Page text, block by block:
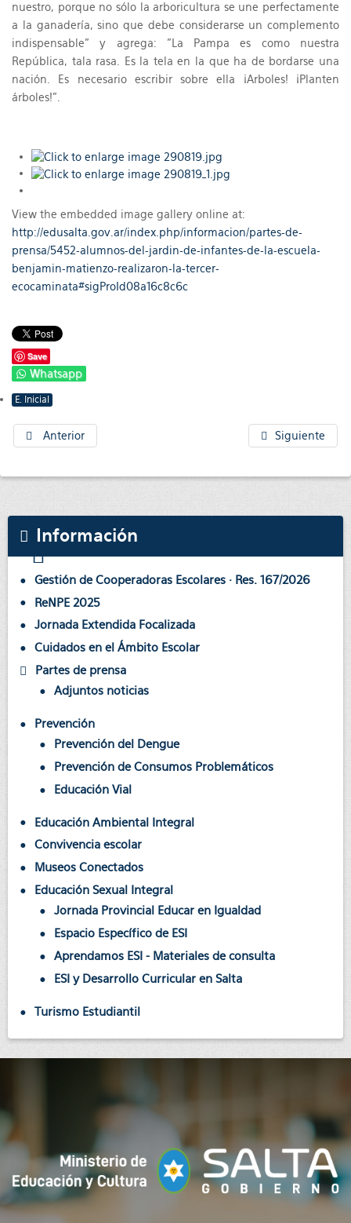
nuestro, porque no sólo la arboricultura se une perfectamente
a la ganadería, sino que debe considerarse un complemento
indispensable" y agrega: "La Pampa es como nuestra
República, tala rasa. Es la tela en la que ha de bordarse una
nación. Es necesario escribir sobre ella ¡Arboles! ¡Planten
árboles!".
View the embedded image gallery online at:
http://edusalta.gov.ar/index.php/informacion/partes-de-
prensa/5452-alumnos-del-jardin-de-infantes-de-la-escuela-
benjamin-matienzo-realizaron-la-tercer-
ecocaminata#sigProId08a16c8c6c
Save
Whatsapp
E. Inicial
Anterior Siguiente
Información
Gestión de Cooperadoras Escolares · Res. 167/2026
ReNPE 2025
Jornada Extendida Focalizada
Cuidados en el Ámbito Escolar
Partes de prensa
Adjuntos noticias
Prevención
Prevención del Dengue
Prevención de Consumos Problemáticos
Educación Vial
Educación Ambiental Integral
Convivencia escolar
Museos Conectados
Educación Sexual Integral
Jornada Provincial Educar en Igualdad
Espacio Específico de ESI
Aprendamos ESI - Materiales de consulta
ESI y Desarrollo Curricular en Salta
Turismo Estudiantil